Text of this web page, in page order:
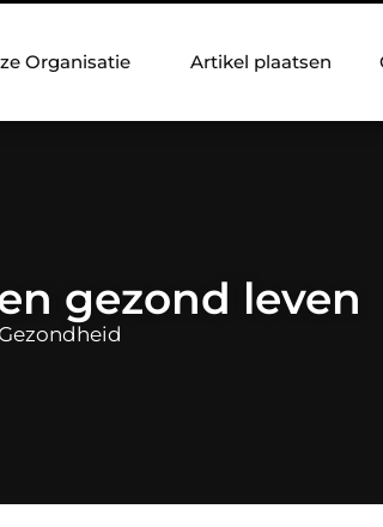
Organisatie Artikel plaatsen
gezond leven
Gezondheid